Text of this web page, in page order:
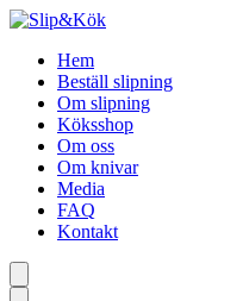
Hem
Beställ slipning
Om slipning
Köksshop
Om oss
Om knivar
Media
FAQ
Kontakt